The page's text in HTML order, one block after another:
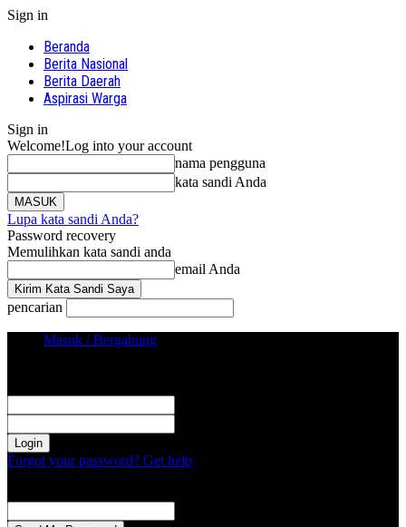
Sign in
Beranda
Berita Nasional
Berita Daerah
Aspirasi Warga
Sign in
Welcome!Log into your account
nama pengguna
kata sandi Anda
Lupa kata sandi Anda?
Password recovery
Memulihkan kata sandi anda
email Anda
pencarian
Masuk / Bergabung
Forgot your password? Get help